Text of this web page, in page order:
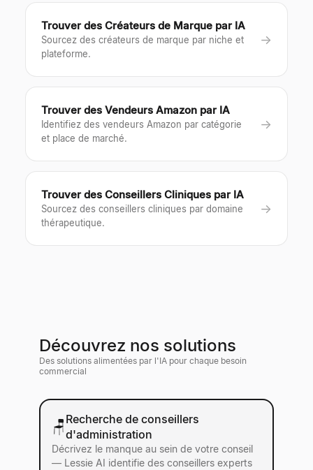
Trouver des Créateurs de Marque par IA
Sourcez des créateurs de marque par niche et
plateforme.
→
Trouver des Vendeurs Amazon par IA
Identifiez des vendeurs Amazon par catégorie
et place de marché.
→
Trouver des Conseillers Cliniques par IA
Sourcez des conseillers cliniques par domaine
thérapeutique.
→
Découvrez nos solutions
Des solutions alimentées par l'IA pour chaque besoin
commercial
🪑 Recherche de conseillers
d'administration
Décrivez le manque au sein de votre conseil
— Lessie AI identifie des conseillers experts